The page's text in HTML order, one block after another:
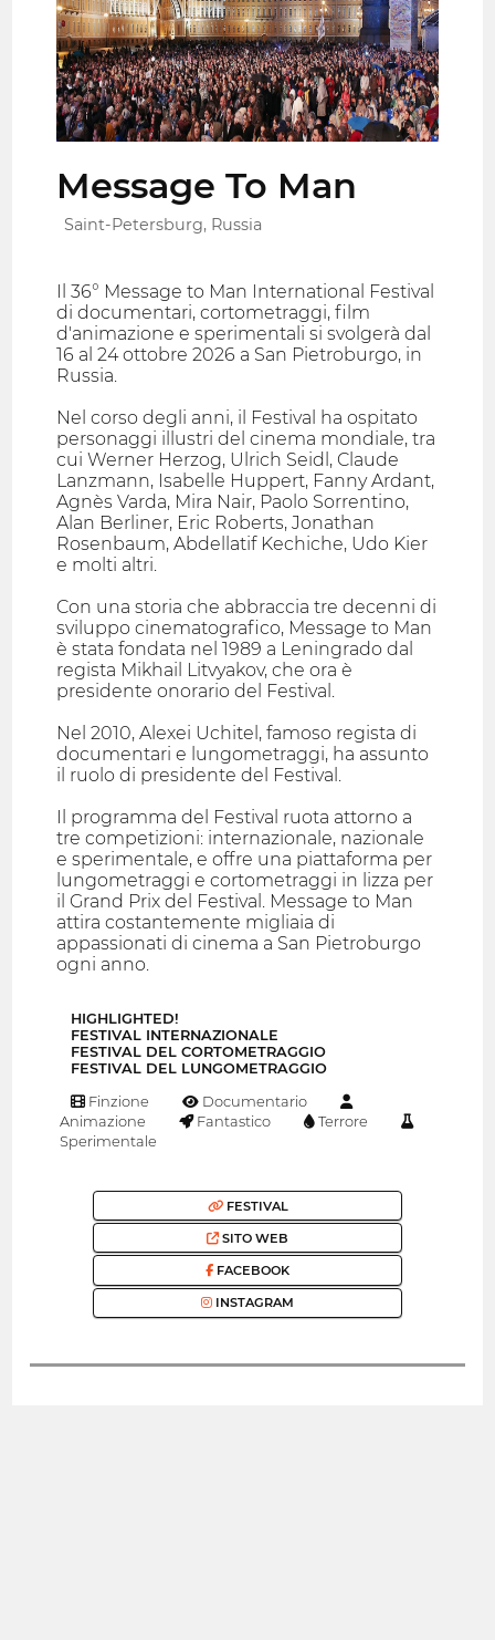
Message To Man
Saint-Petersburg, Russia
Il 36° Message to Man International Festival
di documentari, cortometraggi, film
d'animazione e sperimentali si svolgerà dal
16 al 24 ottobre 2026 a San Pietroburgo, in
Russia.
Nel corso degli anni, il Festival ha ospitato
personaggi illustri del cinema mondiale, tra
cui Werner Herzog, Ulrich Seidl, Claude
Lanzmann, Isabelle Huppert, Fanny Ardant,
Agnès Varda, Mira Nair, Paolo Sorrentino,
Alan Berliner, Eric Roberts, Jonathan
Rosenbaum, Abdellatif Kechiche, Udo Kier
e molti altri.
Con una storia che abbraccia tre decenni di
sviluppo cinematografico, Message to Man
è stata fondata nel 1989 a Leningrado dal
regista Mikhail Litvyakov, che ora è
presidente onorario del Festival.
Nel 2010, Alexei Uchitel, famoso regista di
documentari e lungometraggi, ha assunto
il ruolo di presidente del Festival.
Il programma del Festival ruota attorno a
tre competizioni: internazionale, nazionale
e sperimentale, e offre una piattaforma per
lungometraggi e cortometraggi in lizza per
il Grand Prix del Festival. Message to Man
attira costantemente migliaia di
appassionati di cinema a San Pietroburgo
ogni anno.
HIGHLIGHTED!
FESTIVAL INTERNAZIONALE
FESTIVAL DEL CORTOMETRAGGIO
FESTIVAL DEL LUNGOMETRAGGIO
Finzione
Documentario
Animazione
Fantastico
Terrore
Sperimentale
FESTIVAL
SITO WEB
FACEBOOK
INSTAGRAM